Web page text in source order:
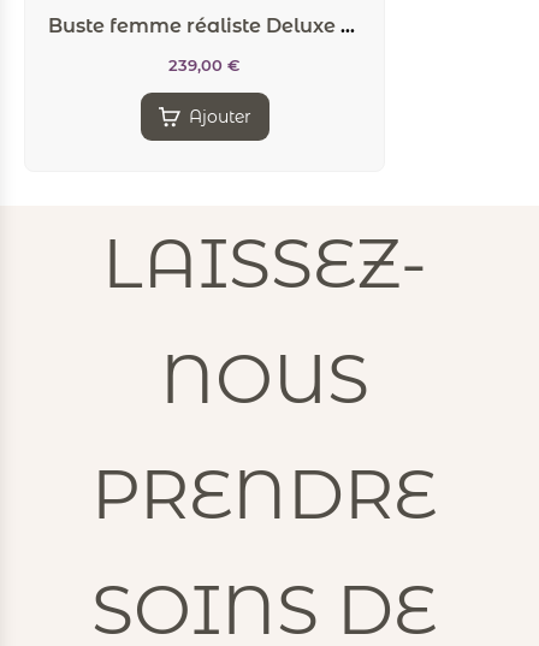
Buste femme réaliste Deluxe Woman – Realistixxx
239,00 €
Ajouter
LAISSEZ-
NOUS
PRENDRE
SOINS DE